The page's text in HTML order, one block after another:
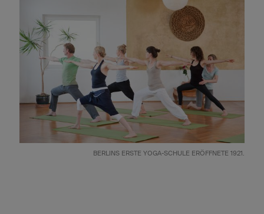
BERLINS ERSTE YOGA-SCHULE ERÖFFNETE 1921.